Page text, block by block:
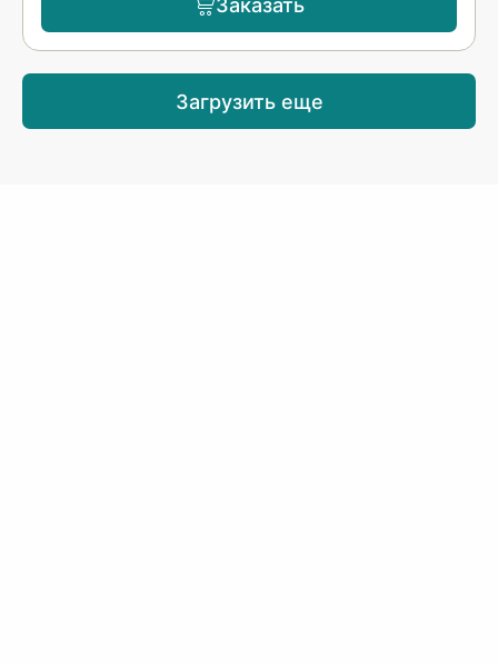
Заказать
Загрузить еще